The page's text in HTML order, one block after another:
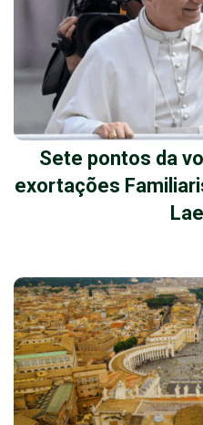
Sete pontos da
exortações